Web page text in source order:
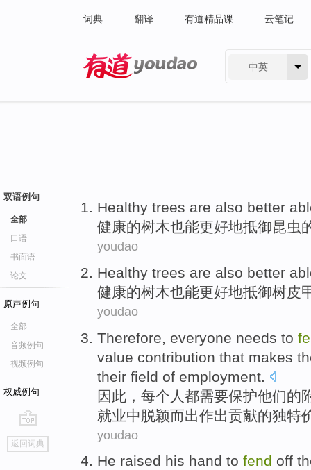
词典 翻译 有道精品课 云笔记
中英
双语例句
全部
口语
书面语
论文
原声例句
全部
音频例句
视频例句
权威例句
go
top
返回词典
Healthy trees are also better
健康的树木也能更好地抵御昆虫
youdao
Healthy trees are also better
健康的树木也能更好地抵御树皮
youdao
Therefore everyone needs to
value contribution that makes
their field of employment
因此 ， 每个人都需要保护他们的
就业中 脱颖而出作出贡献的独特
youdao
He raised his hand to fend off